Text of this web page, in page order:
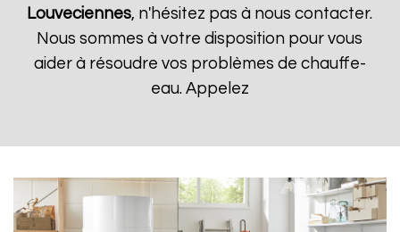
Louveciennes, n'hésitez pas à nous contacter.
Nous sommes à votre disposition pour vous
aider à résoudre vos problèmes de chauffe-
eau. Appelez